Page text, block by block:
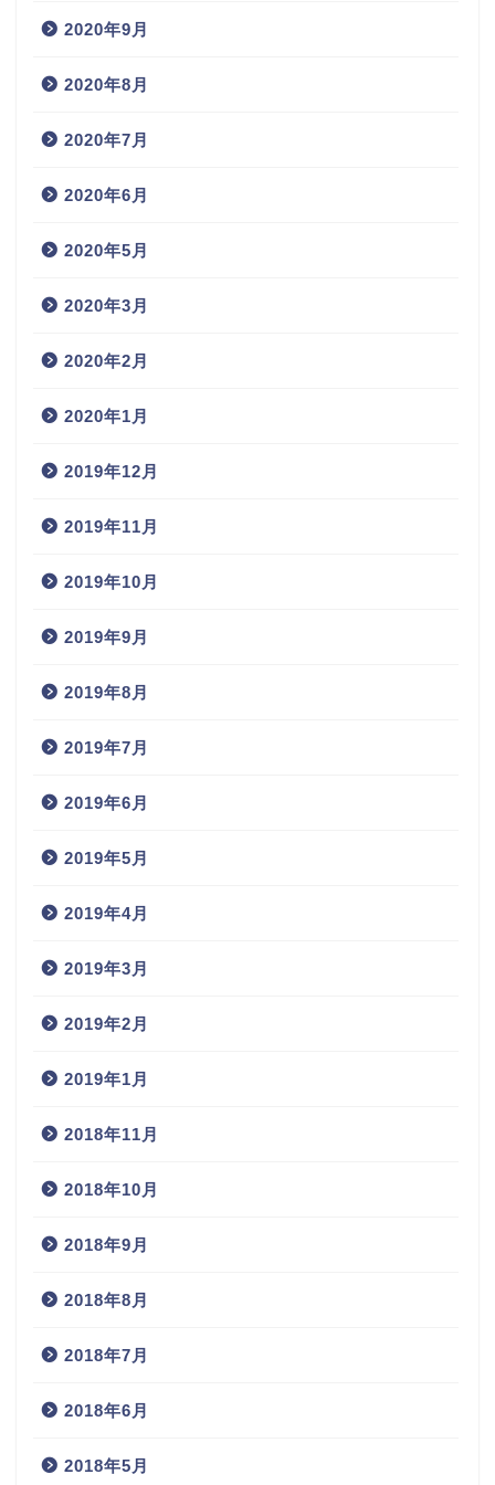
2020年9月
2020年8月
2020年7月
2020年6月
2020年5月
2020年3月
2020年2月
2020年1月
2019年12月
2019年11月
2019年10月
2019年9月
2019年8月
2019年7月
2019年6月
2019年5月
2019年4月
2019年3月
2019年2月
2019年1月
2018年11月
2018年10月
2018年9月
2018年8月
2018年7月
2018年6月
2018年5月